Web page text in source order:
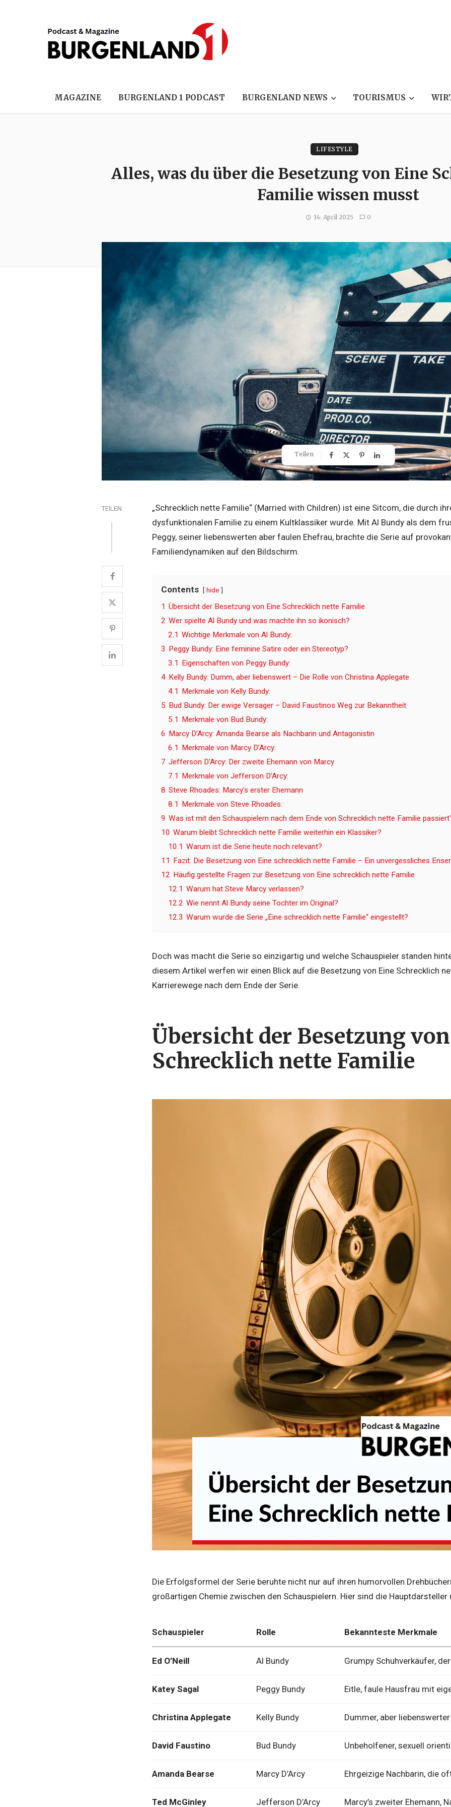
MAGAZINE BURGENLAND 1 PODCAST BURGENLAND NEWS TOURISMUS
LIFESTYLE
Alles, was du über die Besetzung von Eine
Familie wissen musst
14. April 2025 0
Teilen
TEILEN
„Schrecklich nette Familie“ (Married with Children) ist eine Sitcom, die durch
dysfunktionalen Familie zu einem Kultklassiker wurde. Mit Al Bundy als dem
Peggy, seiner liebenswerten aber faulen Ehefrau, brachte die Serie auf
Familiendynamiken auf den Bildschirm.
Contents hide
1 Übersicht der Besetzung von Eine Schrecklich nette Familie
2 Wer spielte Al Bundy und was machte ihn so ikonisch?
2.1 Wichtige Merkmale von Al Bundy:
3 Peggy Bundy: Eine feminine Satire oder ein Stereotyp?
3.1 Eigenschaften von Peggy Bundy:
4 Kelly Bundy: Dumm, aber liebenswert – Die Rolle von Christina Applegate
4.1 Merkmale von Kelly Bundy:
5 Bud Bundy: Der ewige Versager – David Faustinos Weg zur Bekanntheit
5.1 Merkmale von Bud Bundy:
6 Marcy D’Arcy: Amanda Bearse als Nachbarin und Antagonistin
6.1 Merkmale von Marcy D’Arcy:
7 Jefferson D’Arcy: Der zweite Ehemann von Marcy
7.1 Merkmale von Jefferson D’Arcy:
8 Steve Rhoades: Marcy’s erster Ehemann
8.1 Merkmale von Steve Rhoades:
9 Was ist mit den Schauspielern nach dem Ende von Schrecklich nette Familie
10 Warum bleibt Schrecklich nette Familie weiterhin ein Klassiker?
10.1 Warum ist die Serie heute noch relevant?
11 Fazit: Die Besetzung von Eine schrecklich nette Familie – Ein unvergessliches
12 Häufig gestellte Fragen zur Besetzung von Eine schrecklich nette Familie
12.1 Warum hat Steve Marcy verlassen?
12.2 Wie nennt Al Bundy seine Tochter im Original?
12.3 Warum wurde die Serie „Eine schrecklich nette Familie“ eingestellt?
Doch was macht die Serie so einzigartig und welche Schauspieler standen
diesem Artikel werfen wir einen Blick auf die Besetzung von Eine Schrecklich
Karrierewege nach dem Ende der Serie.
Übersicht der Besetzung
Schrecklich nette Familie
Die Erfolgsformel der Serie beruhte nicht nur auf ihren humorvollen
großartigen Chemie zwischen den Schauspielern. Hier sind die Hauptdarsteller
Schauspieler Rolle Bekannteste Merkmale
Ed O’Neill Al Bundy Grumpy Schuhverkäufer,
Katey Sagal Peggy Bundy Eitle, faule Hausfrau mit
Christina Applegate Kelly Bundy Dummer, aber
David Faustino Bud Bundy Unbeholfener, sexuell
Amanda Bearse Marcy D’Arcy Ehrgeizige Nachbarin, die
Ted McGinley Jefferson D’Arcy Marcy’s zweiter Ehemann,